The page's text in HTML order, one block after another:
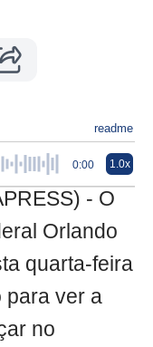
readme
0:00 1.0x
- O
Orlando
quarta-feira
para ver a
no